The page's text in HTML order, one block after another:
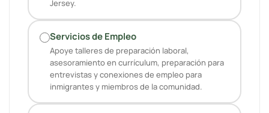
Jersey.
Servicios de Empleo
Apoye talleres de preparación laboral,
asesoramiento en currículum, preparación para
entrevistas y conexiones de empleo para
inmigrantes y miembros de la comunidad.